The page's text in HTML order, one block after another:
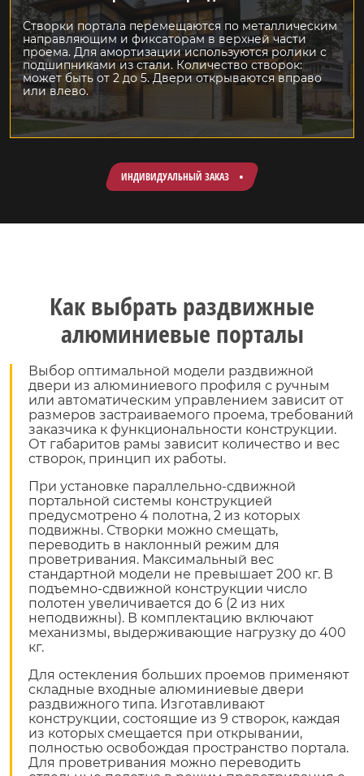
Створки портала перемещаются по металлическим
направляющим и фиксаторам в верхней части
проема. Для амортизации используются ролики с
подшипниками из стали. Количество створок:
может быть от 2 до 5. Двери открываются вправо
или влево.
ИНДИВИДУАЛЬНЫЙ ЗАКАЗ
Как выбрать раздвижные
алюминиевые порталы
Выбор оптимальной модели раздвижной
двери из алюминиевого профиля с ручным
или автоматическим управлением зависит от
размеров застраиваемого проема, требований
заказчика к функциональности конструкции.
От габаритов рамы зависит количество и вес
створок, принцип их работы.
При установке параллельно-сдвижной
портальной системы конструкцией
предусмотрено 4 полотна, 2 из которых
подвижны. Створки можно смещать,
переводить в наклонный режим для
проветривания. Максимальный вес
стандартной модели не превышает 200 кг. В
подъемно-сдвижной конструкции число
полотен увеличивается до 6 (2 из них
неподвижны). В комплектацию включают
механизмы, выдерживающие нагрузку до 400
кг.
Для остекления больших проемов применяют
складные входные алюминиевые двери
раздвижного типа. Изготавливают
конструкции, состоящие из 9 створок, каждая
из которых смещается при открывании,
полностью освобождая пространство портала.
Для проветривания можно переводить